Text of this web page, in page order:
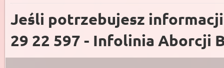
Jeśli potrzebujesz
29 22 597 - Infolinia Aborcji